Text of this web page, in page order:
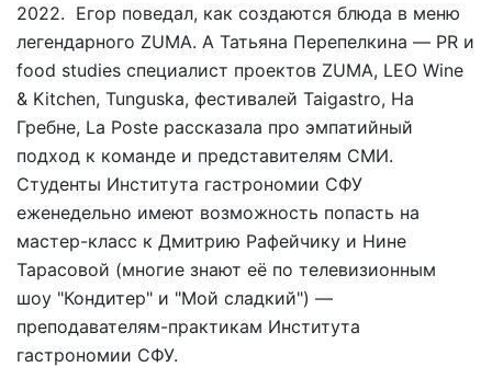
2022. Егор поведал, как создаются блюда в меню
легендарного ZUMA. А Татьяна Перепелкина — PR и
food studies специалист проектов ZUMA, LEO Wine
& Kitchen, Tunguska, фестивалей Taigastro, На
Гребне, La Poste рассказала про эмпатийный
подход к команде и представителям СМИ.
Студенты Института гастрономии СФУ
еженедельно имеют возможность попасть на
мастер-класс к Дмитрию Рафейчику и Нине
Тарасовой (многие знают её по телевизионным
шоу "Кондитер" и "Мой сладкий") —
преподавателям-практикам Института
гастрономии СФУ.